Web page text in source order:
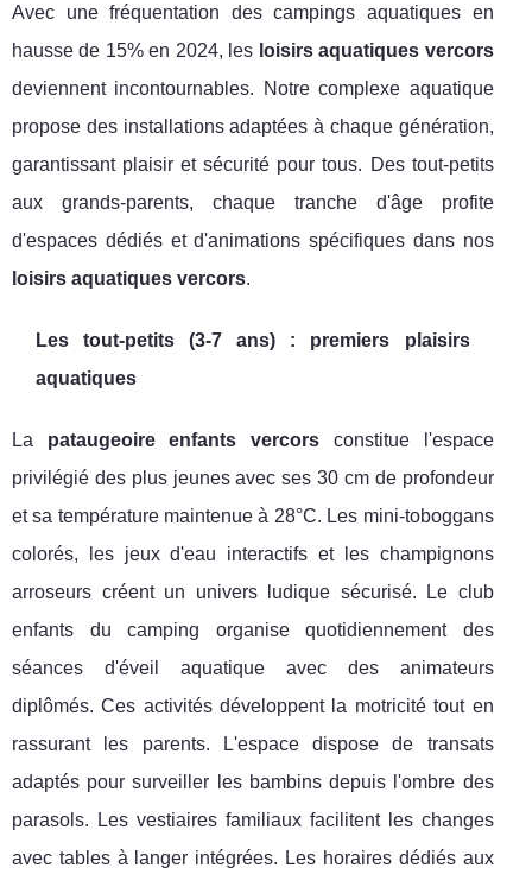
Avec une fréquentation des campings aquatiques en
hausse de 15% en 2024, les loisirs aquatiques vercors
deviennent incontournables. Notre complexe aquatique
propose des installations adaptées à chaque génération,
garantissant plaisir et sécurité pour tous. Des tout-petits
aux grands-parents, chaque tranche d'âge profite
d'espaces dédiés et d'animations spécifiques dans nos
loisirs aquatiques vercors.
Les tout-petits (3-7 ans) : premiers plaisirs
aquatiques
La pataugeoire enfants vercors constitue l'espace
privilégié des plus jeunes avec ses 30 cm de profondeur
et sa température maintenue à 28°C. Les mini-toboggans
colorés, les jeux d'eau interactifs et les champignons
arroseurs créent un univers ludique sécurisé. Le club
enfants du camping organise quotidiennement des
séances d'éveil aquatique avec des animateurs
diplômés. Ces activités développent la motricité tout en
rassurant les parents. L'espace dispose de transats
adaptés pour surveiller les bambins depuis l'ombre des
parasols. Les vestiaires familiaux facilitent les changes
avec tables à langer intégrées. Les horaires dédiés aux